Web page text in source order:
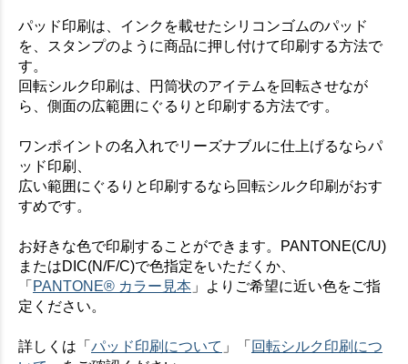
パッド印刷は、インクを載せたシリコンゴムのパッド
を、スタンプのように商品に押し付けて印刷する方法で
す。
回転シルク印刷は、円筒状のアイテムを回転させなが
ら、側面の広範囲にぐるりと印刷する方法です。
ワンポイントの名入れでリーズナブルに仕上げるならパ
ッド印刷、
広い範囲にぐるりと印刷するなら回転シルク印刷がおす
すめです。
お好きな色で印刷することができます。PANTONE(C/U)
またはDIC(N/F/C)で色指定をいただくか、
「 PANTONE® カラー見本 」よりご希望に近い色をご指
定ください。
詳しくは「 パッド印刷について 」「 回転シルク印刷につ